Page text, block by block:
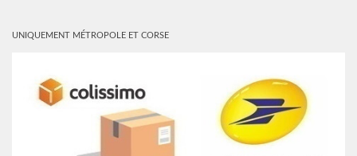
UNIQUEMENT MÉTROPOLE ET CORSE